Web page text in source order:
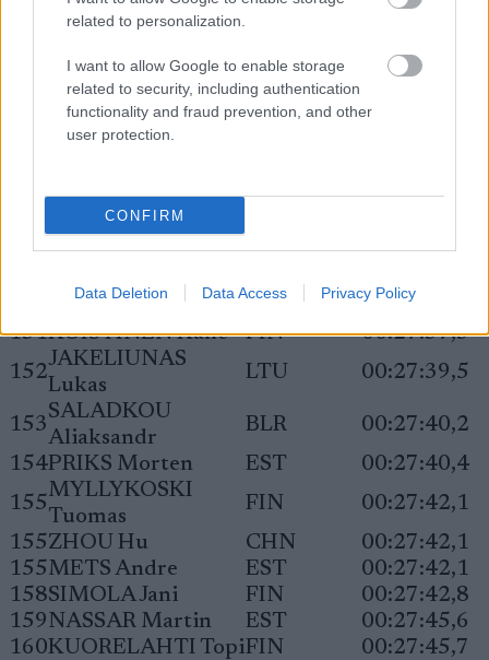
related to personalization.
I want to allow Google to enable storage
related to security, including authentication
functionality and fraud prevention, and other
user protection.
CONFIRM
Data Deletion Data Access Privacy Policy
BILOSYUK Ivan
NIEMI Harri FIN
00:27:30,5
JENSEN Rolf Einar NOR
SAETRE Erlend
Skippervik
148DUK Evgeniy RUS
00:27:34,1
149
MAZEPKIN
Andrey
MAKI-HEIKKILA
FIN
00:27:36,5
151KOISTINEN Kalle FIN
00:27:37,3
152
JAKELIUNAS
Lukas
LTU 00:27:39,5
153
SALADKOU
Aliaksandr
BLR
00:27:40,2
154PRIKS Morten EST
00:27:40,4
155
MYLLYKOSKI
Tuomas
FIN
00:27:42,1
155ZHOU Hu CHN
00:27:42,1
155METS Andre EST
00:27:42,1
158SIMOLA Jani FIN
00:27:42,8
159NASSAR Martin EST
00:27:45,6
160KUORELAHTI TopiFIN
00:27:45,7